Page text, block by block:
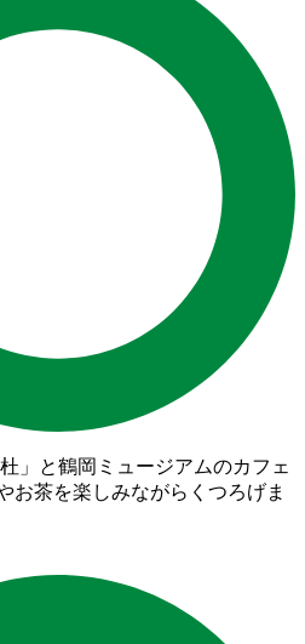
」と鶴岡ミュージアムのカフェ
お茶を楽しみながらくつろげま